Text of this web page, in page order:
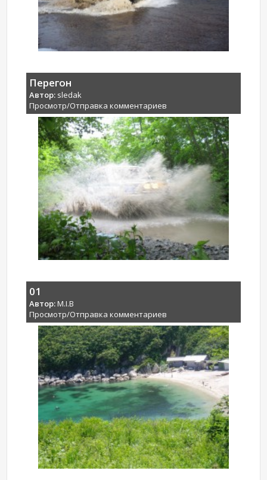
Перегон
Автор: sledak
Просмотр/Отправка комментариев
01
Автор:M.I.B
Просмотр/Отправка комментариев